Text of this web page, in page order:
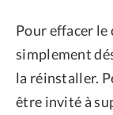
Pour effacer le
simplement
la réinstaller.
être invité à